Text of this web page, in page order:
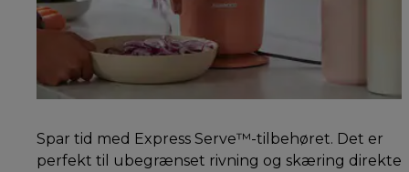
Spar tid med Express Serve™-tilbehøret. Det er
perfekt til ubegrænset rivning og skæring direkte